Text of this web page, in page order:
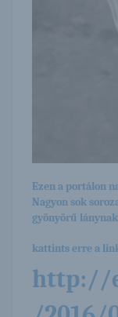
Ezen a portálon
Nagyon sok
gyönyörű
kattints erre a
http://